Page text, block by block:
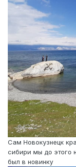
Сам Новокузнецк
сибири мы до этого
был в новинку